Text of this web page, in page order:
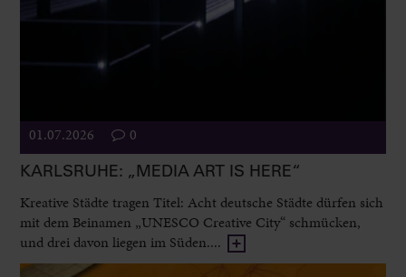
01.07.2026 0
KARLSRUHE: „MEDIA ART IS HERE“
Kreative Städte tragen Titel: Acht deutsche Städte dürfen sich
mit dem Beinamen „UNESCO Creative City“ schmücken,
und drei davon liegen im Süden....